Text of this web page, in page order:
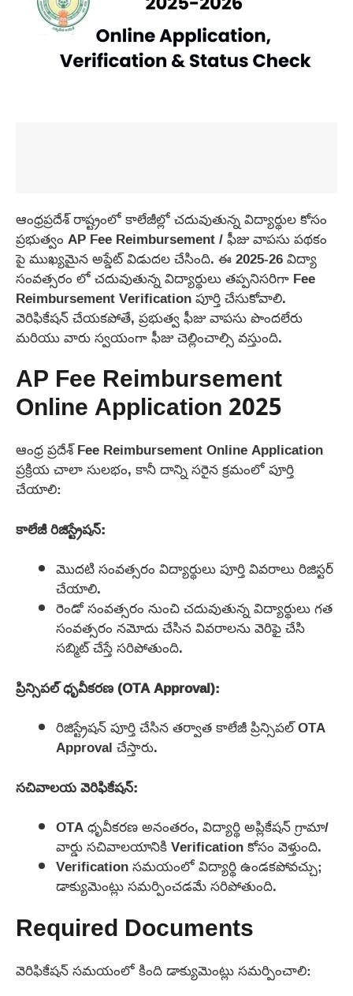
ఆంధ్రప్రదేశ్ రాష్ట్రంలో కాలేజీల్లో చదువుతున్న విద్యార్థుల కోసం
ప్రభుత్వం AP Fee Reimbursement / ఫీజు వాపసు పథకం
పై ముఖ్యమైన అప్డేట్ విడుదల చేసింది. ఈ 2025-26 విద్యా
సంవత్సరం లో చదువుతున్న విద్యార్థులు తప్పనిసరిగా Fee
Reimbursement Verification పూర్తి చేసుకోవాలి.
వెరిఫికేషన్ చేయకపోతే, ప్రభుత్వ ఫీజు వాపసు పొందలేరు
మరియు వారు స్వయంగా ఫీజు చెల్లించాల్సి వస్తుంది.
AP Fee Reimbursement
Online Application 2025
ఆంధ్ర ప్రదేశ్ Fee Reimbursement Online Application
ప్రక్రియ చాలా సులభం, కానీ దాన్ని సరైన క్రమంలో పూర్తి
చేయాలి:
కాలేజీ రిజిస్ట్రేషన్:
మొదటి సంవత్సరం విద్యార్థులు పూర్తి వివరాలు రిజిస్టర్
చేయాలి.
రెండో సంవత్సరం నుంచి చదువుతున్న విద్యార్థులు గత
సంవత్సరం నమోదు చేసిన వివరాలను వెరిఫై చేసి
సబ్మిట్ చేస్తే సరిపోతుంది.
ప్రిన్సిపల్ ధృవీకరణ (OTA Approval):
రిజిస్ట్రేషన్ పూర్తి చేసిన తర్వాత కాలేజీ ప్రిన్సిపల్ OTA
Approval చేస్తారు.
సచివాలయ వెరిఫికేషన్:
OTA ధృవీకరణ అనంతరం, విద్యార్థి అప్లికేషన్ గ్రామా/
వార్డు సచివాలయానికి Verification కోసం వెళ్తుంది.
Verification సమయంలో విద్యార్థి ఉండకపోవచ్చు;
డాక్యుమెంట్లు సమర్పించడమే సరిపోతుంది.
Required Documents
వెరిఫికేషన్ సమయంలో కింది డాక్యుమెంట్లు సమర్పించాలి: